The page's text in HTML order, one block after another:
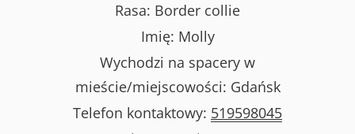
Rasa: Border collie
Imię: Molly
Wychodzi na spacery w
mieście/miejscowości: Gdańsk
Telefon kontaktowy: 519598045